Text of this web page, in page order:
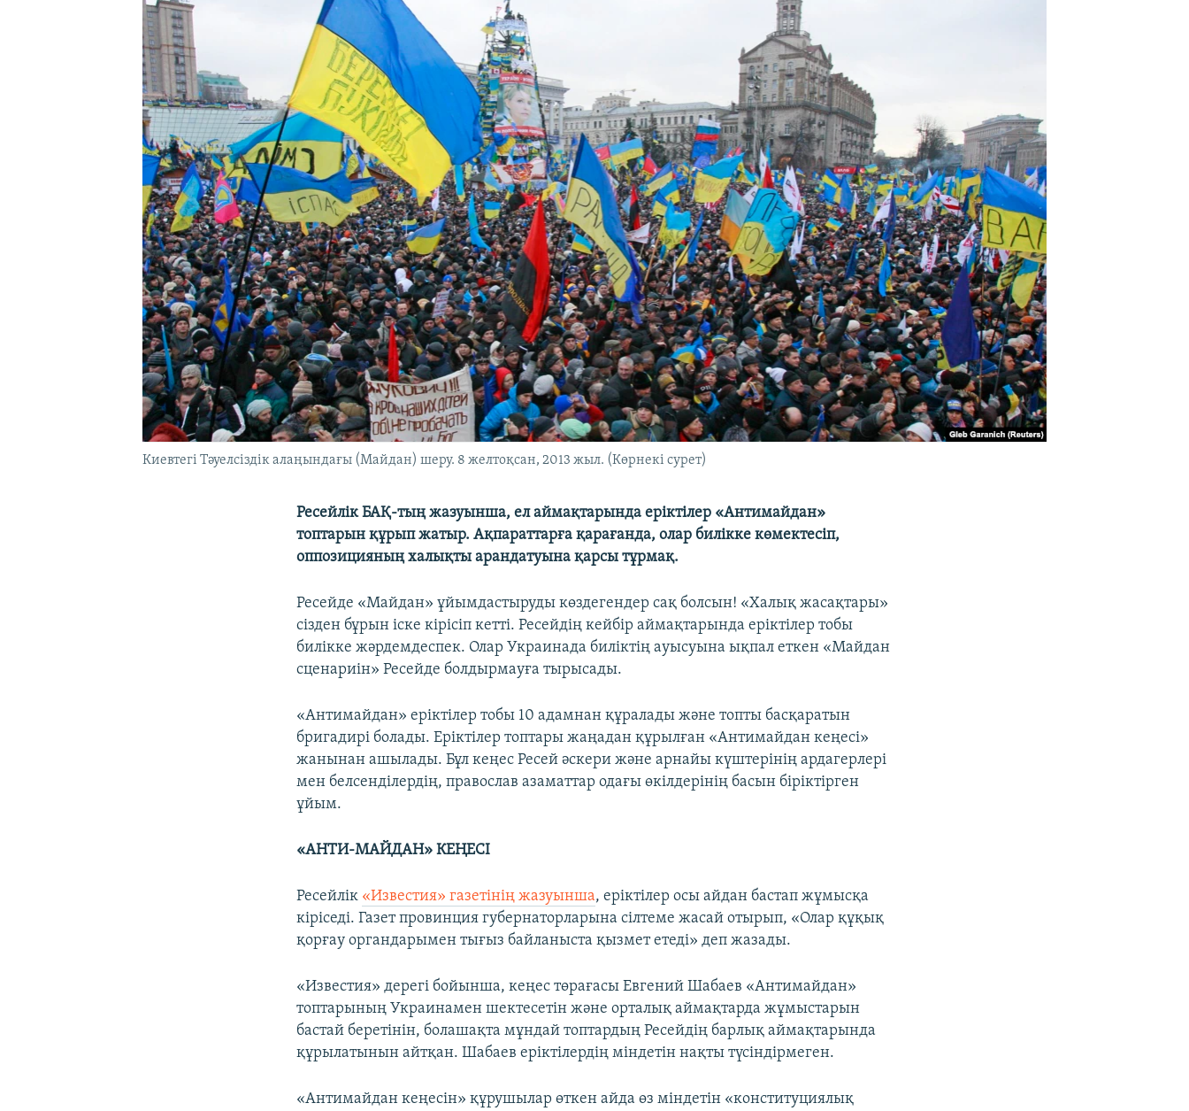
Киевтегі Тәуелсіздік алаңындағы (Майдан) шеру. 8 желтоқсан, 2013 жыл. (Көрнекі сурет)
Ресейлік БАҚ-тың жазуынша, ел аймақтарында еріктілер «Антимайдан»
топтарын құрып жатыр. Ақпараттарға қарағанда, олар билікке көмектесіп,
оппозицияның халықты арандатуына қарсы тұрмақ.
Ресейде «Майдан» ұйымдастыруды көздегендер сақ болсын! «Халық жасақтары»
сізден бұрын іске кірісіп кетті. Ресейдің кейбір аймақтарында еріктілер тобы
билікке жәрдемдеспек. Олар Украинада биліктің ауысуына ықпал еткен «Майдан
сценариін» Ресейде болдырмауға тырысады.
«Антимайдан» еріктілер тобы 10 адамнан құралады және топты басқаратын
бригадирі болады. Еріктілер топтары жаңадан құрылған «Антимайдан кеңесі»
жанынан ашылады. Бұл кеңес Ресей әскери және арнайы күштерінің ардагерлері
мен белсенділердің, православ азаматтар одағы өкілдерінің басын біріктірген
ұйым.
«АНТИ-МАЙДАН» КЕҢЕСІ
Ресейлік «Известия» газетінің жазуынша, еріктілер осы айдан бастап жұмысқа
кіріседі. Газет провинция губернаторларына сілтеме жасай отырып, «Олар құқық
қорғау органдарымен тығыз байланыста қызмет етеді» деп жазады.
«Известия» дерегі бойынша, кеңес төрағасы Евгений Шабаев «Антимайдан»
топтарының Украинамен шектесетін және орталық аймақтарда жұмыстарын
бастай беретінін, болашақта мұндай топтардың Ресейдің барлық аймақтарында
құрылатынын айтқан. Шабаев еріктілердің міндетін нақты түсіндірмеген.
«Антимайдан кеңесін» құрушылар өткен айда өз міндетін «конституциялық